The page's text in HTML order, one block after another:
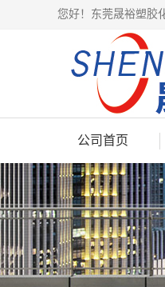
您好！东莞晟裕塑胶
公司首页